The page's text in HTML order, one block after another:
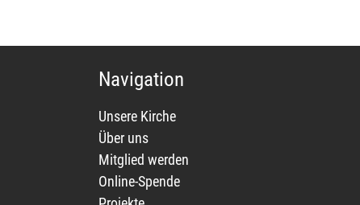
Navigation
Unsere Kirche
Über uns
Mitglied werden
Online-Spende